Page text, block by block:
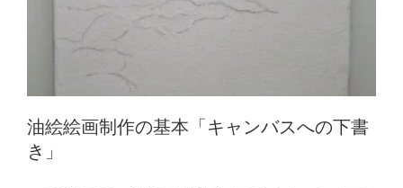
油絵絵画制作の基本「キャンバスへの下書
き」